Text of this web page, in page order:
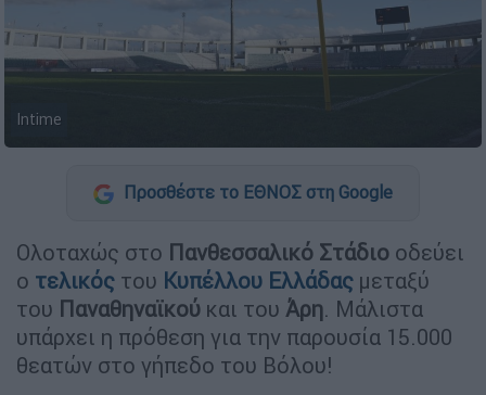
Intime
Προσθέστε το ΕΘΝΟΣ στη Google
Ολοταχώς στο Πανθεσσαλικό Στάδιο οδεύει
ο τελικός του Κυπέλλου Ελλάδας μεταξύ
του Παναθηναϊκού και του Άρη. Μάλιστα
υπάρχει η πρόθεση για την παρουσία 15.000
θεατών στο γήπεδο του Βόλου!